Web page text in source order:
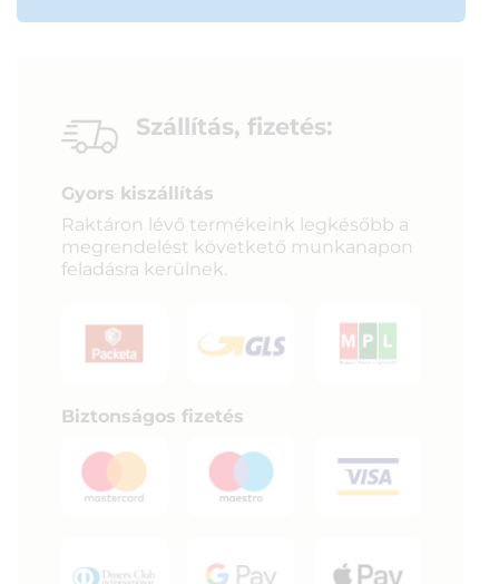
Szállítás, fizetés:
Gyors kiszállítás
Raktáron lévő termékeink legkésőbb a
megrendelést követkető munkanapon
feladásra kerülnek.
Biztonságos fizetés